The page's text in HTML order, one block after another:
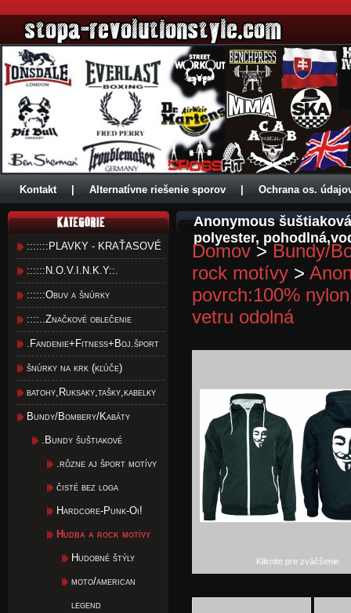
Kontakt Alternatívne riešenie sporov Ochrana os.
:::::::PLAVKY - KRAŤASOVÉ
::::::N.O.V.I.N.K.Y::.
::::::Obuv a šnúrky
::::..Značkové oblečenie
.Fandenie+Fitness+Boj.šport
šnúrky na krk (kľúče)
batohy,Ruksaky,tašky,kabelky
Bundy/Bombery/Kabáty
.Bundy šuštiakové
.rôzne aj šport motívy
čisté bez loga
Hardcore-Punk-Oi!
Hudba a rock motívy
Hudobné štýly
moto/american
legend
Anonymous
polyester,
Domov > Bundy/
rock motívy >
povrch:100%
vetru odolná
Kliknite pre zväčšenie